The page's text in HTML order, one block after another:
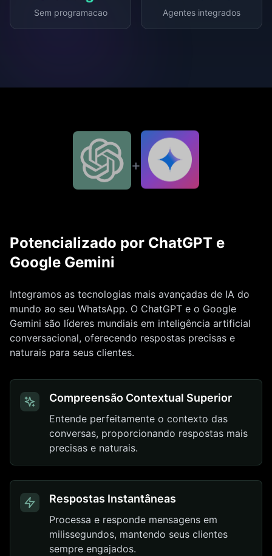
Múltiplas condições
Resetar
Sem programacao Agentes integrados
+
Potencializado por ChatGPT e
Google Gemini
Integramos as tecnologias mais avançadas de IA do
mundo ao seu WhatsApp. O ChatGPT e o Google
Gemini são líderes mundiais em inteligência artificial
conversacional, oferecendo respostas precisas e
naturais para seus clientes.
Compreensão Contextual Superior
Entende perfeitamente o contexto das
conversas, proporcionando respostas mais
precisas e naturais.
Respostas Instantâneas
Processa e responde mensagens em
milissegundos, mantendo seus clientes
sempre engajados.